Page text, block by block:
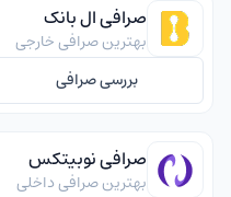
صرافی ال بانک
بهترین صرافی خارجی
بررسی صرافی
صرافی نوبیتکس
بهترین صرافی داخلی